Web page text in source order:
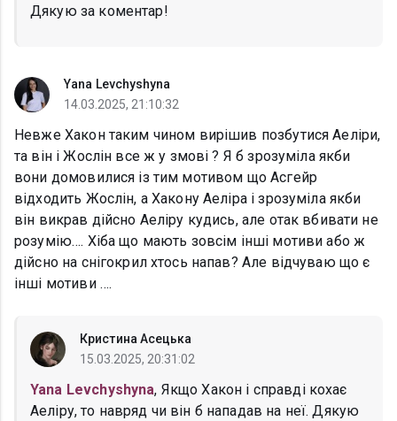
Дякую за коментар!
Yana Levchyshyna
14.03.2025, 21:10:32
Невже Хакон таким чином вирішив позбутися Аеліри,
та він і Жослін все ж у змові ? Я б зрозуміла якби
вони домовилися із тим мотивом що Асгейр
відходить Жослін, а Хакону Аеліра і зрозуміла якби
він викрав дійсно Аеліру кудись, але отак вбивати не
розумію…. Хіба що мають зовсім інші мотиви або ж
дійсно на снігокрил хтось напав? Але відчуваю що є
інші мотиви ….
Кристина Асецька
15.03.2025, 20:31:02
Yana Levchyshyna, Якщо Хакон і справді кохає
Аеліру, то навряд чи він б нападав на неї. Дякую